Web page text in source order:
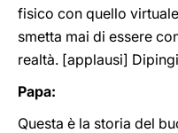
fisico con quello
smetta mai di essere
realtà. [applausi]
Papa:
Questa è la storia del